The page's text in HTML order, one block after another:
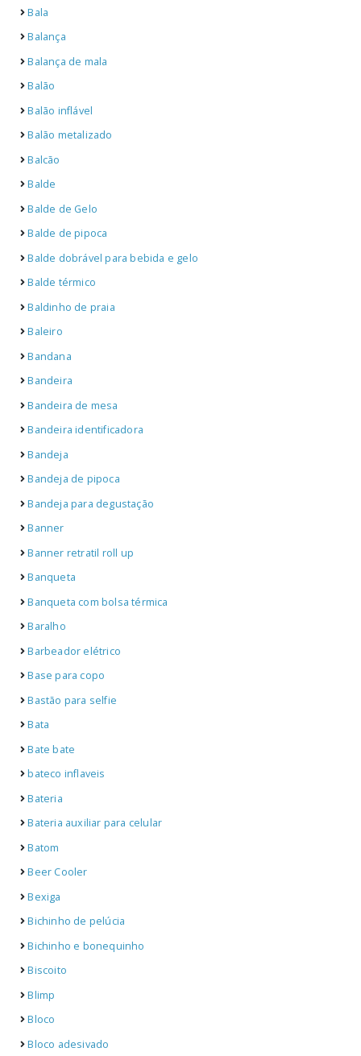
Bala
Balança
Balança de mala
Balão
Balão inflável
Balão metalizado
Balcão
Balde
Balde de Gelo
Balde de pipoca
Balde dobrável para bebida e gelo
Balde térmico
Baldinho de praia
Baleiro
Bandana
Bandeira
Bandeira de mesa
Bandeira identificadora
Bandeja
Bandeja de pipoca
Bandeja para degustação
Banner
Banner retratil roll up
Banqueta
Banqueta com bolsa térmica
Baralho
Barbeador elétrico
Base para copo
Bastão para selfie
Bata
Bate bate
bateco inflaveis
Bateria
Bateria auxiliar para celular
Batom
Beer Cooler
Bexiga
Bichinho de pelúcia
Bichinho e bonequinho
Biscoito
Blimp
Bloco
Bloco adesivado